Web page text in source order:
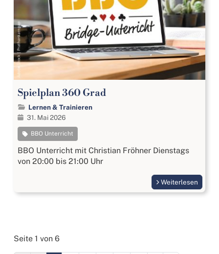
Spielplan 360 Grad
Lernen & Trainieren
31. Mai 2026
BBO Unterricht
BBO Unterricht mit Christian Fröhner Dienstags
von 20:00 bis 21:00 Uhr
Weiterlesen
Seite 1 von 6